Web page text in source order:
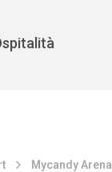
Mycandy Arena